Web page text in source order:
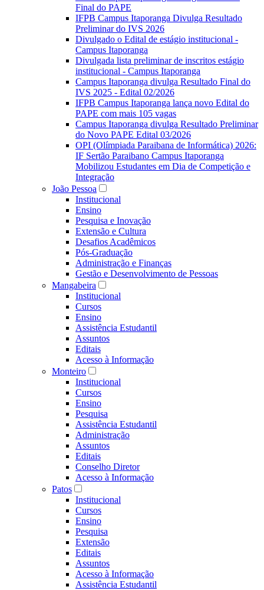
Final do PAPE
IFPB Campus Itaporanga Divulga Resultado
Preliminar do IVS 2026
Divulgado o Edital de estágio institucional -
Campus Itaporanga
Divulgada lista preliminar de inscritos estágio
institucional - Campus Itaporanga
Campus Itaporanga divulga Resultado Final do
IVS 2025 - Edital 02/2026
IFPB Campus Itaporanga lança novo Edital do
PAPE com mais 105 vagas
Campus Itaporanga divulga Resultado Preliminar
do Novo PAPE Edital 03/2026
OPI (Olímpiada Paraibana de Informática) 2026:
IF Sertão Paraibano Campus Itaporanga
Mobilizou Estudantes em Dia de Competição e
Integração
João Pessoa
Institucional
Ensino
Pesquisa e Inovação
Extensão e Cultura
Desafios Acadêmicos
Pós-Graduação
Administração e Finanças
Gestão e Desenvolvimento de Pessoas
Mangabeira
Institucional
Cursos
Ensino
Assistência Estudantil
Assuntos
Editais
Acesso à Informação
Monteiro
Institucional
Cursos
Ensino
Pesquisa
Assistência Estudantil
Administração
Assuntos
Editais
Conselho Diretor
Acesso à Informação
Patos
Institucional
Cursos
Ensino
Pesquisa
Extensão
Editais
Assuntos
Acesso à Informação
Assistência Estudantil